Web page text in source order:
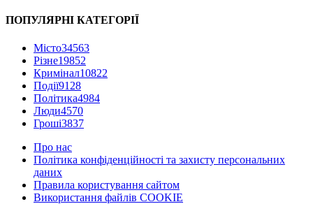
ПОПУЛЯРНІ КАТЕГОРІЇ
Місто34563
Різне19852
Кримінал10822
Події9128
Політика4984
Люди4570
Гроші3837
Про нас
Політика конфіденційності та захисту персональних
даних
Правила користування сайтом
Використання файлів COOKIE